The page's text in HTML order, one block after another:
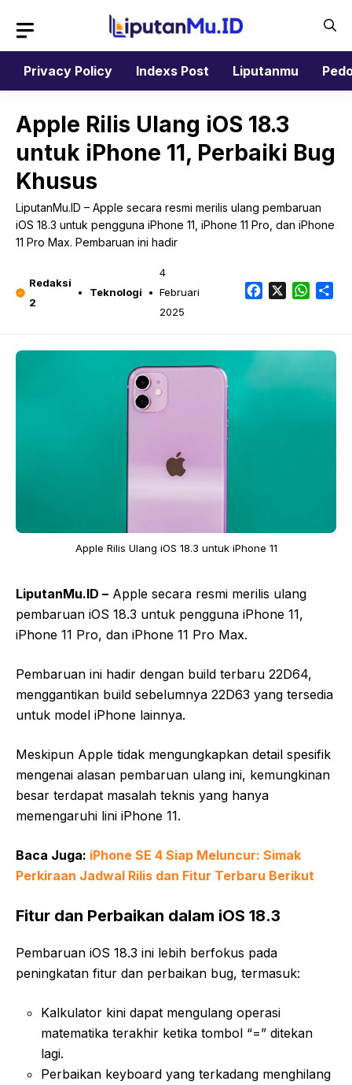
isi
Privacy Policy
Indexs Post Liputanmu
Apple Rilis Ulang iOS 18.3
untuk iPhone 11, Perbaiki Bug
Khusus
LiputanMu.ID – Apple secara resmi merilis ulang pembaruan
iOS 18.3 untuk pengguna iPhone 11, iPhone 11 Pro, dan iPhone
11 Pro Max. Pembaruan ini hadir
Redaksi
2
Teknologi
4
Februari
2025
Facebook
Apple Rilis Ulang iOS 18.3 untuk iPhone 11
LiputanMu.ID – Apple secara resmi merilis ulang
pembaruan iOS 18.3 untuk pengguna iPhone 11,
iPhone 11 Pro, dan iPhone 11 Pro Max.
Pembaruan ini hadir dengan build terbaru 22D64,
menggantikan build sebelumnya 22D63 yang tersedia
untuk model iPhone lainnya.
Meskipun Apple tidak mengungkapkan detail spesifik
mengenai alasan pembaruan ulang ini, kemungkinan
besar terdapat masalah teknis yang hanya
memengaruhi lini iPhone 11.
Baca Juga: iPhone SE 4 Siap Meluncur: Simak
Perkiraan Jadwal Rilis dan Fitur Terbaru Berikut
Fitur dan Perbaikan dalam iOS 18.3
Pembaruan iOS 18.3 ini lebih berfokus pada
peningkatan fitur dan perbaikan bug, termasuk:
Kalkulator kini dapat mengulang operasi
matematika terakhir ketika tombol “=” ditekan
lagi.
Perbaikan keyboard yang terkadang menghilang